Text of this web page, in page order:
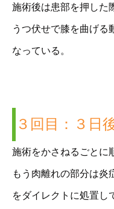
施術後は患部を押した
うつ伏せで膝を曲げる
なっている。
３回目：３日後
施術をかさねるごとに
もう肉離れの部分は炎
をダイレクトに処置し